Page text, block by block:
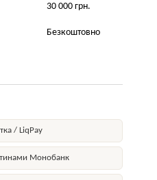
30 000 грн.
Безкоштовно
/ LiqPay
Монобанк